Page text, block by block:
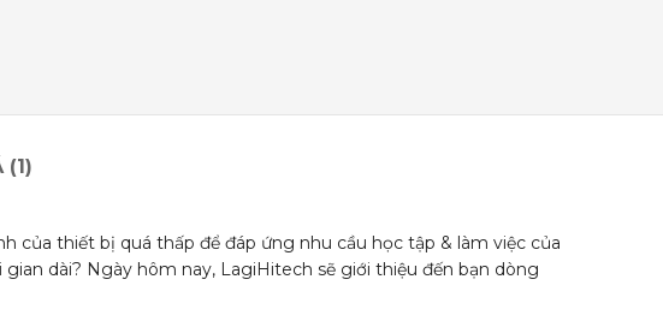
(1)
của thiết bị quá thấp để đáp ứng nhu cầu học tập & làm việc của
dài? Ngày hôm nay, LagiHitech sẽ giới thiệu đến bạn dòng